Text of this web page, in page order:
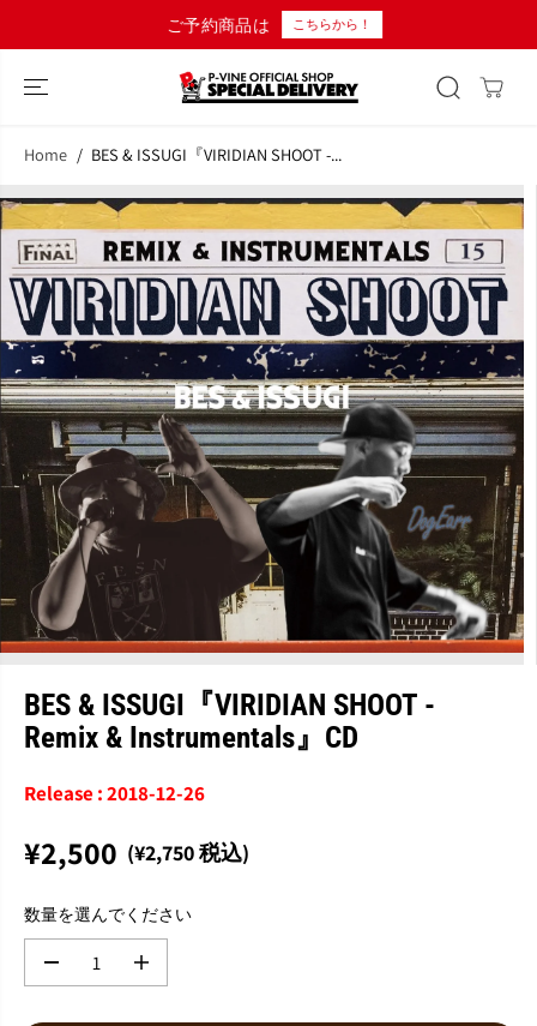
ご予約商品は こちらから！
Home BES & ISSUGI『VIRIDIAN SHOOT -...
商品情報へスキ
ップ
BES & ISSUGI『VIRIDIAN SHOOT -
Remix & Instrumentals』CD
Release : 2018-12-26
通
価
格
¥2,500 (¥2,750 税込)
数量を選んでください
数